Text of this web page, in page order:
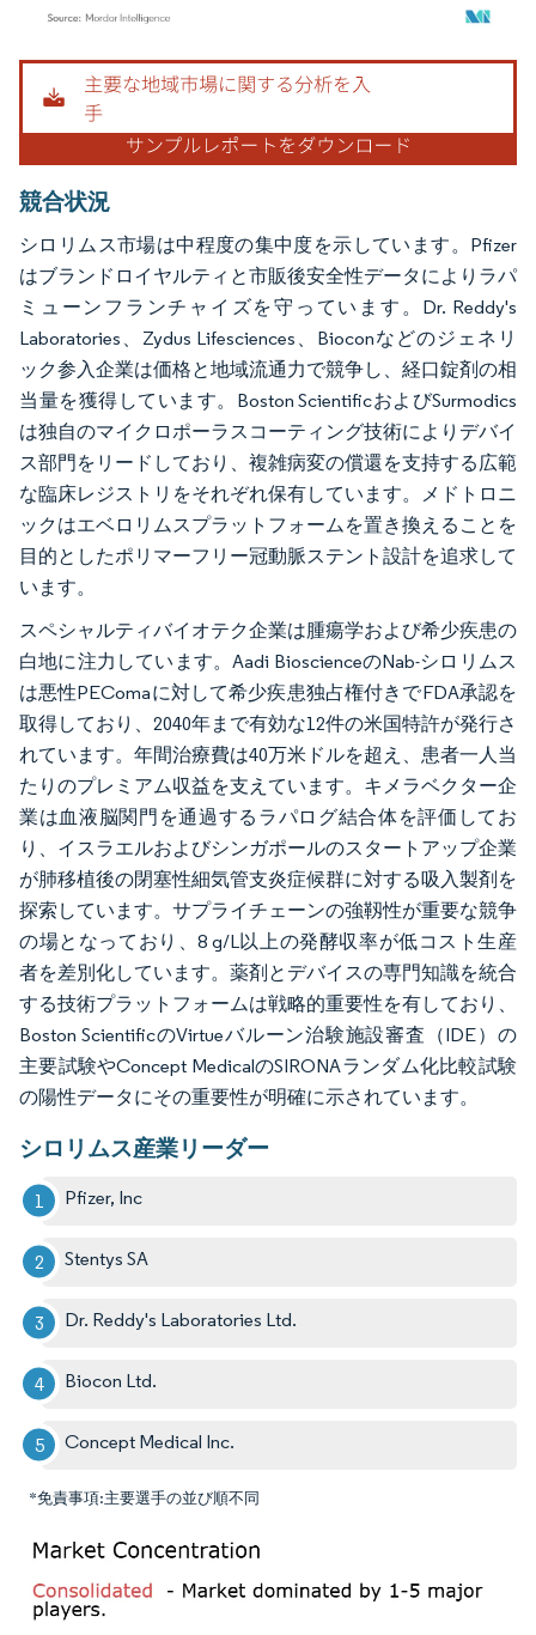
画像 © Mordor Intelligence。再利用にはCC BY 4.0の表示が必要です。
競合状況
シロリムス市場は中程度の集中度を示しています。Pfizer
はブランドロイヤルティと市販後安全性データによりラパ
ミューンフランチャイズを守っています。Dr. Reddy's
Laboratories、Zydus Lifesciences、Bioconなどのジェネリ
ック参入企業は価格と地域流通力で競争し、経口錠剤の相
当量を獲得しています。Boston ScientificおよびSurmodics
は独自のマイクロポーラスコーティング技術によりデバイ
ス部門をリードしており、複雑病変の償還を支持する広範
な臨床レジストリをそれぞれ保有しています。メドトロニ
ックはエベロリムスプラットフォームを置き換えることを
目的としたポリマーフリー冠動脈ステント設計を追求して
います。
スペシャルティバイオテク企業は腫瘍学および希少疾患の
白地に注力しています。Aadi BioscienceのNab-シロリムス
は悪性PEComaに対して希少疾患独占権付きでFDA承認を
取得しており、2040年まで有効な12件の米国特許が発行さ
れています。年間治療費は40万米ドルを超え、患者一人当
たりのプレミアム収益を支えています。キメラベクター企
業は血液脳関門を通過するラパログ結合体を評価してお
り、イスラエルおよびシンガポールのスタートアップ企業
が肺移植後の閉塞性細気管支炎症候群に対する吸入製剤を
探索しています。サプライチェーンの強靱性が重要な競争
の場となっており、8 g/L以上の発酵収率が低コスト生産
者を差別化しています。薬剤とデバイスの専門知識を統合
する技術プラットフォームは戦略的重要性を有しており、
Boston ScientificのVirtueバルーン治験施設審査（IDE）の
主要試験やConcept MedicalのSIRONAランダム化比較試験
の陽性データにその重要性が明確に示されています。
シロリムス産業リーダー
Pfizer, Inc
Stentys SA
Dr. Reddy's Laboratories Ltd.
Biocon Ltd.
Concept Medical Inc.
*免責事項:主要選手の並び順不同